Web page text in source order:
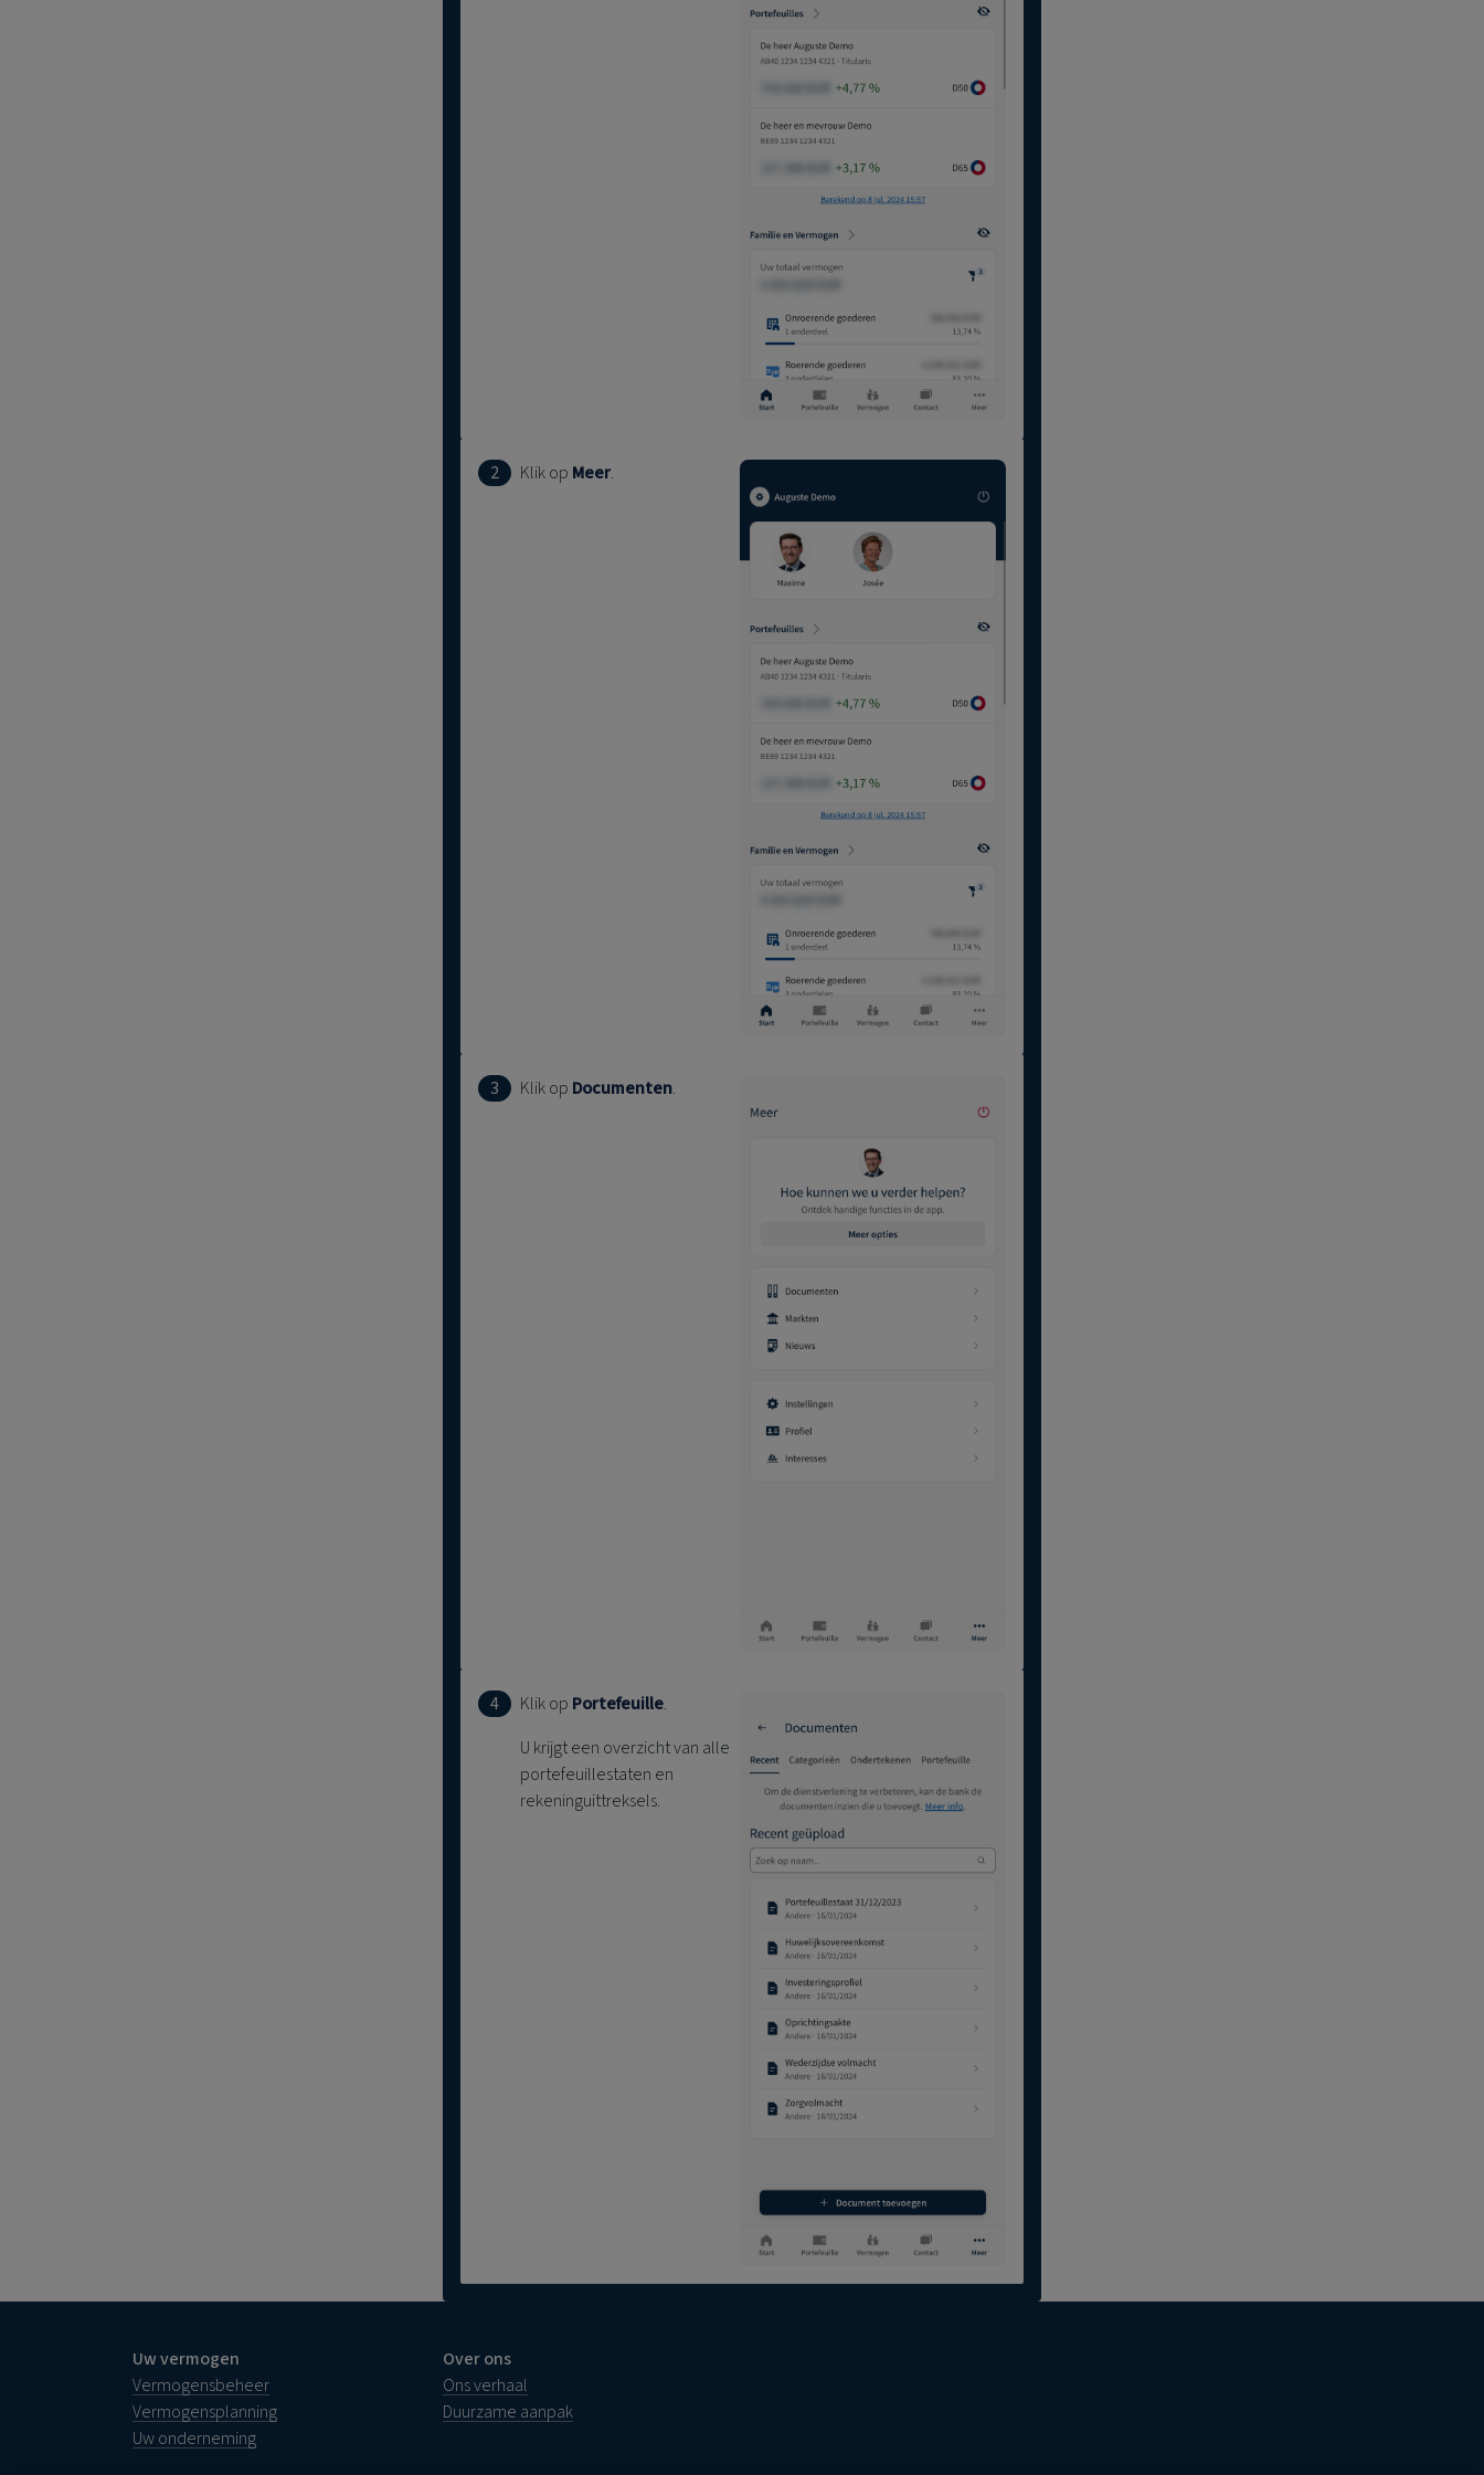
2 Klik op Meer.
3 Klik op Documenten.
4 Klik op Portefeuille.
U krijgt een overzicht van alle
portefeuillestaten en
rekeninguittreksels.
Uw vermogen
Vermogensbeheer
Vermogensplanning
Uw onderneming
Over ons
Ons verhaal
Duurzame aanpak